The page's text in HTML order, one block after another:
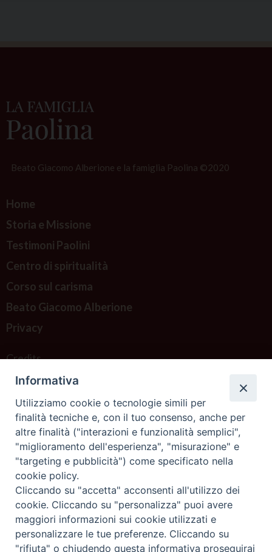
Beato Giacomo Alberione e la famiglia Paolina ©2020
Home
Storia e Missione
Testimoni Paolini
Centro di spiritualità
Corso sul carisma
Beato Giacomo Alberione
Privacy
Credits
Informativa
Utilizziamo cookie o tecnologie simili per
finalità tecniche e, con il tuo consenso, anche per
altre finalità ("interazioni e funzionalità semplici",
"miglioramento dell'esperienza", "misurazione" e
"targeting e pubblicità") come specificato nella
cookie policy.
Cliccando su "accetta" acconsenti all'utilizzo dei
cookie. Cliccando su "personalizza" puoi avere
maggiori informazioni sui cookie utilizzati e
personalizzare le tue preferenze. Cliccando su
"rifiuta" o chiudendo questa informativa proseguirai